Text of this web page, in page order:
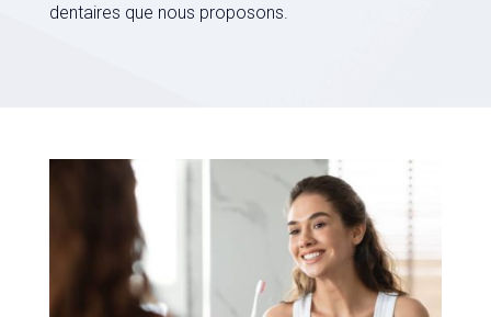
dentaires que nous proposons.